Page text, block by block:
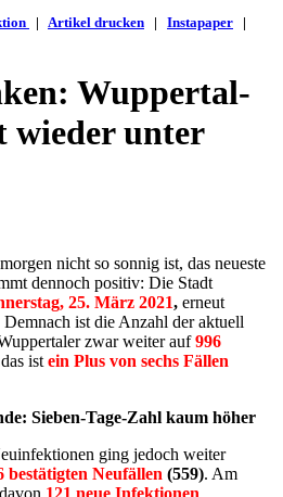
| Artikel drucken | Instapaper |
Wuppertal-
wieder unter
nicht so sonnig ist, das neueste
dennoch positiv: Die Stadt
25. März 2021, erneut
ist die Anzahl der aktuell
zwar weiter auf996
ist ein Plus von sechs Fällen
Sieben-Tage-Zahl kaum höher
ging jedoch weiter
bestätigten Neufällen (559). Am
121 neue Infektionen